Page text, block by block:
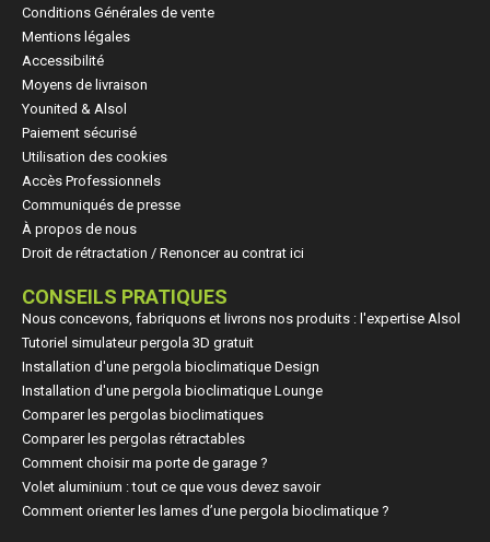
Conditions Générales de vente
Mentions légales
Accessibilité
Moyens de livraison
Younited & Alsol
Paiement sécurisé
Utilisation des cookies
Accès Professionnels
Communiqués de presse
À propos de nous
Droit de rétractation / Renoncer au contrat ici
CONSEILS PRATIQUES
Nous concevons, fabriquons et livrons nos produits : l'expertise Alsol
Tutoriel simulateur pergola 3D gratuit
Installation d'une pergola bioclimatique Design
Installation d'une pergola bioclimatique Lounge
Comparer les pergolas bioclimatiques
Comparer les pergolas rétractables
Comment choisir ma porte de garage ?
Volet aluminium : tout ce que vous devez savoir
Comment orienter les lames d’une pergola bioclimatique ?